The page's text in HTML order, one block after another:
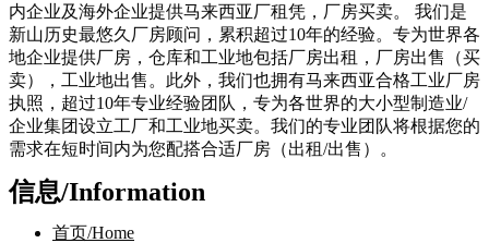
内企业及海外企业提供马来西亚厂租凭，厂房买卖。 我们是
新山历史最悠久厂房顾问，累积超过10年的经验。专为世界各
地企业提供厂房，仓库和工业地包括厂房出租，厂房出售（买
卖），工业地出售。此外，我们也拥有马来西亚合格工业厂房
执照，超过10年专业经验团队，专为各世界的大小型制造业/
企业集团设立工厂和工业地买卖。我们的专业团队将根据您的
需求在短时间内为您配搭合适厂房（出租/出售）。
信息/Information
首页/Home